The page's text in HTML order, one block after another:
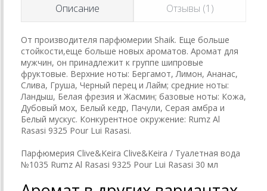
Описание Отзывы (1)
От производителя парфюмерии Shaik. Еще больше
стойкости,еще больше новых ароматов. Аромат для
мужчин, он принадлежит к группе шипровые
фруктовые. Верхние ноты: Бергамот, Лимон, Ананас,
Слива, Груша, Черный перец и Лайм; средние ноты:
Ландыш, Белая фрезия и Жасмин; базовые ноты: Кожа,
Дубовый мох, Белый кедр, Пачули, Серая амбра и
Белый мускус. Конкурентное окружение: Rumz Al
Rasasi 9325 Pour Lui Rasasi.
Парфюмерия Clive&Keira Clive&Keira / Туалетная вода
№1035 Rumz Al Rasasi 9325 Pour Lui Rasasi 30 мл